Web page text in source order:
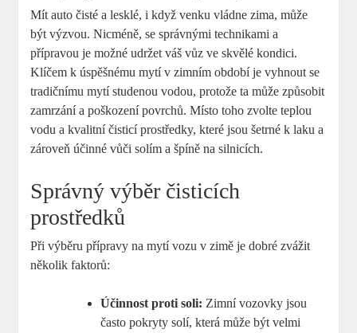
Mít auto čisté a lesklé, ⁣i když venku vládne zima, může
být výzvou. Nicméně, se správnými technikami a
přípravou je možné udržet váš vůz ve skvělé kondici.
Klíčem ‌k úspěšnému mytí v zimním období je ⁤vyhnout se
tradičnímu mytí studenou vodou, protože ta může způsobit
zamrzání a poškození povrchů. Místo toho zvolte teplou
vodu ​a kvalitní čisticí prostředky, které jsou šetrné k laku a
zároveň účinné vůči solím a špíně na ​silnicích.
Správný výběr čisticích
prostředků
Při výběru ⁣přípravy na mytí vozu v zimě‌ je dobré zvážit
několik faktorů:
Účinnost proti soli: Zimní vozovky jsou
často pokryty solí, která⁤ může být velmi